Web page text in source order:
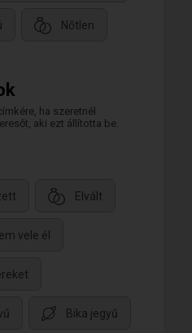
Nőtlen
ha szeretnél
aki ezt állította be.
Elvált
vele él
Bika jegyű